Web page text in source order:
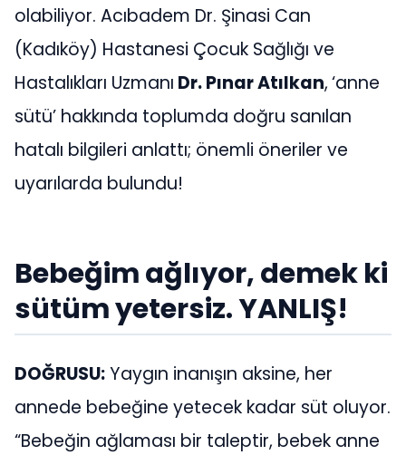
olabiliyor. Acıbadem Dr. Şinasi Can
(Kadıköy) Hastanesi Çocuk Sağlığı ve
Hastalıkları Uzmanı Dr. Pınar Atılkan,‘anne
sütü’ hakkında toplumda doğru sanılan
hatalı bilgileri anlattı; önemli öneriler ve
uyarılarda bulundu!
Bebeğim ağlıyor, demek ki
sütüm yetersiz. YANLIŞ!
DOĞRUSU:Yaygın inanışın aksine, her
annede bebeğine yetecek kadar süt oluyor.
“Bebeğin ağlaması bir taleptir, bebek anne